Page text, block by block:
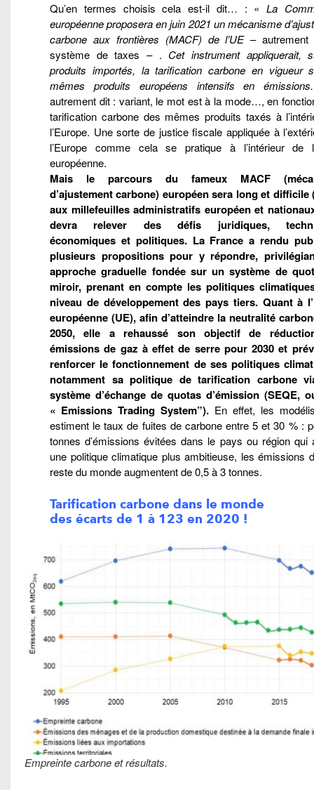
Qu’en termes choisis cela est-il dit… : «La
européenne proposera en juin 2021 un mécanisme
carbone aux frontières (MACF) de l’UE– autrement
système de taxes – . Cet instrument appliquerait,
produits importés, la tarification carbone en vigueur
mêmes produits européens intensifs en
autrement dit : variant, le mot est à la mode…, en
tarification carbone des mêmes produits taxés à
l’Europe. Une sorte de justice fiscale appliquée à
l’Europe comme cela se pratique à l’intérieur de
européenne.
Mais le parcours du fameux MACF
d’ajustement carbone) européen sera long et difficile
aux millefeuilles administratifs européen et
devra relever des défis juridiques,
économiques et politiques. La France a rendu
plusieurs propositions pour y répondre,
approche graduelle fondée sur un système de
miroir, prenant en compte les politiques
niveau de développement des pays tiers. Quant à
européenne (UE), afin d’atteindre la neutralité
2050, elle a rehaussé son objectif de
émissions de gaz à effet de serre pour 2030 et
renforcer le fonctionnement de ses politiques
notamment sa politique de tarification carbone
système d’échange de quotas d’émission (SEQE,
« Emissions Trading System”). En effet, les
estiment le taux de fuites de carbone entre 5 et 30 % :
tonnes d’émissions évitées dans le pays ou région qui
une politique climatique plus ambitieuse, les émissions
reste du monde augmentent de 0,5 à 3 tonnes.
Tarification carbone dans le monde
des écarts de 1 à 123 en 2020 !
Empreinte carbone et résultats.